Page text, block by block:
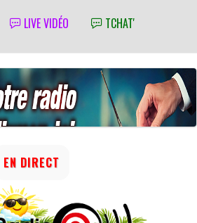
LIVE VIDÉO TCHAT'
EN DIRECT